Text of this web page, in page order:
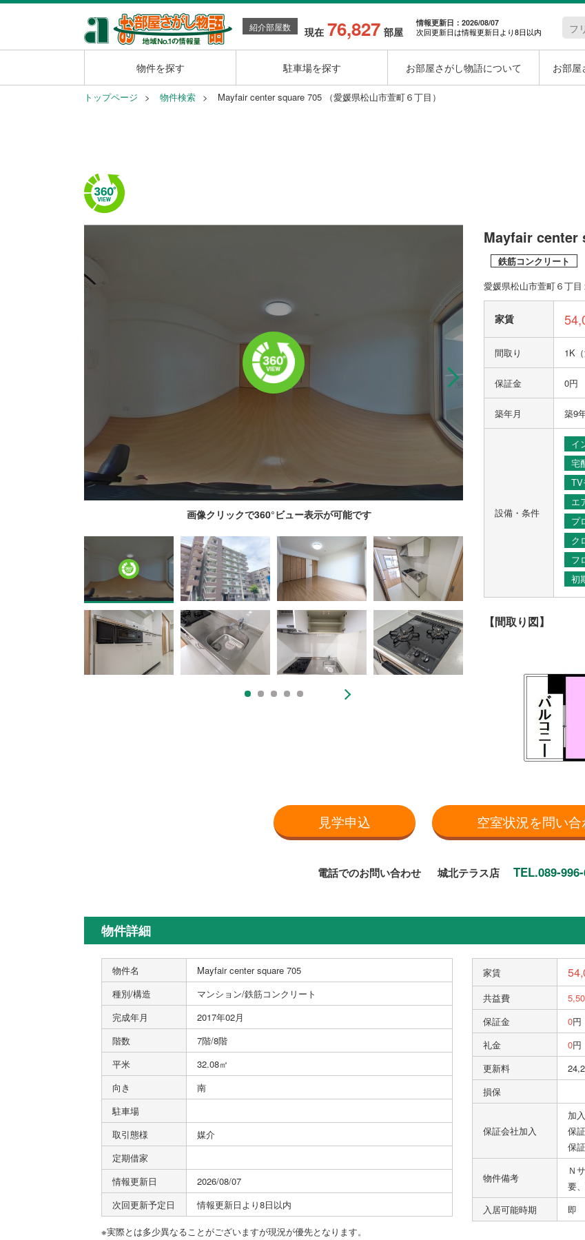
紹介部屋数 現在 76,827 部屋
情報更新日：2026/08/07
次回更新日は情報更新日より8日以内
物件を探す 駐車場を探す お部屋さがし物語について お部屋
トップページ 物件検索 Mayfair center square 705 （愛媛県松山市萱町６丁目）
画像クリックで360°ビュー表示が可能です
Mayfair center
鉄筋コンクリート
愛媛県松山市萱町６丁目
家賃
間取り 1K
保証金 0円
築年月 築9
設備・条件
イ
宅
TV
エ
プ
ク
フ
初
【間取り図】
見学申込 空室状況を問い
電話でのお問い合わせ 城北テラス店 TEL.089-
物件詳細
物件名
Mayfair center square 705
種別/構造
マンション/鉄筋コンクリート
完成年月
2017年02月
階数
7階/8階
平米
32.08㎡
向き
南
駐車場
取引態様
媒介
定期借家
情報更新日
2026/08/07
次回更新予定日
情報更新日より8日以内
※実際とは多少異なることがございますが現況が優先となります。
家賃
共益費
保証金
0円
礼金
0円
更新料
損保
保証会社加入
加
保
保
物件備考
Ｎ
要
入居可能時期
即